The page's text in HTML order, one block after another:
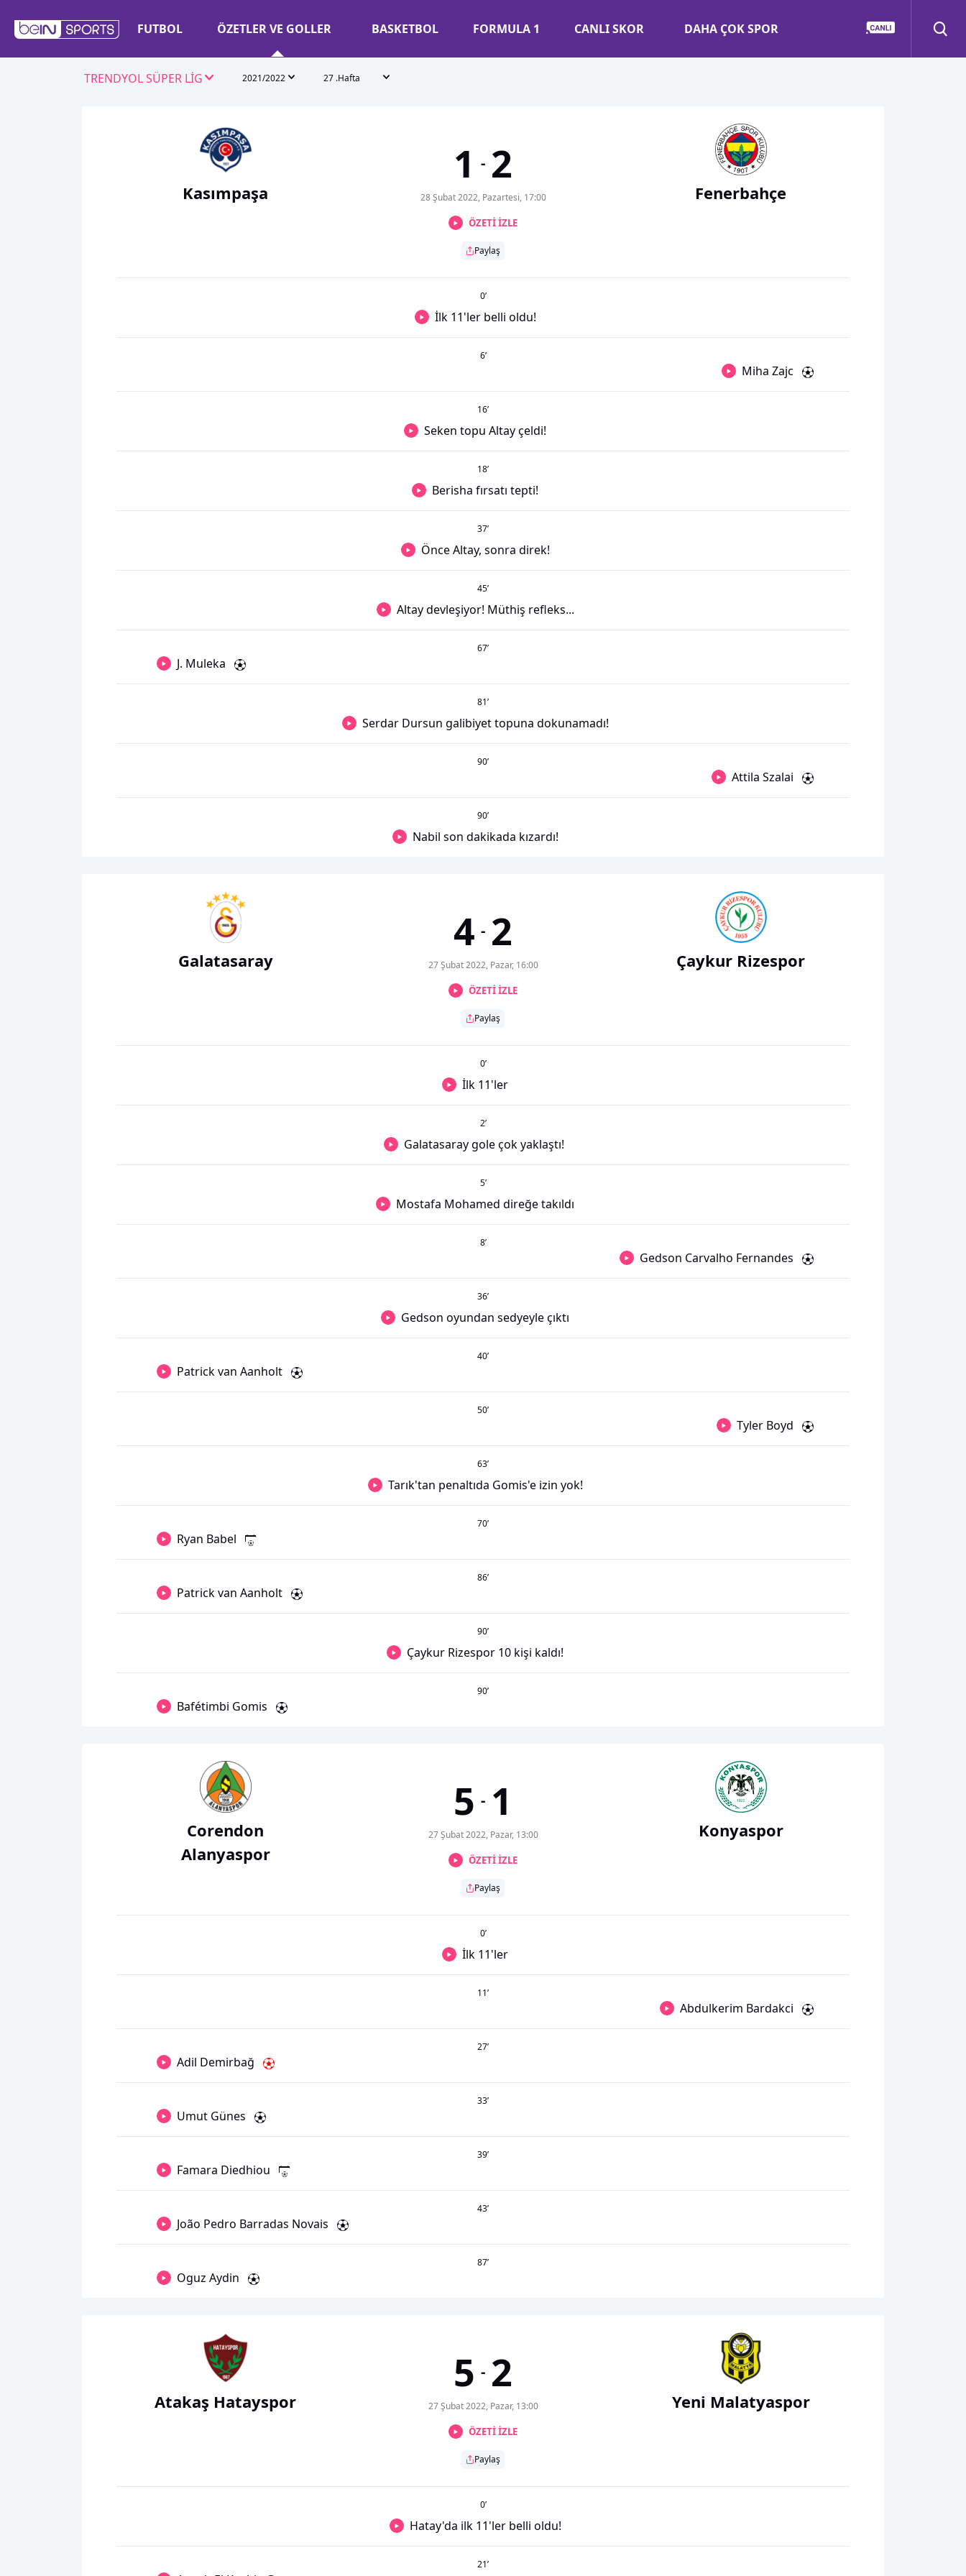
FUTBOL ÖZETLER VE GOLLER BASKETBOL FORMULA 1 CANLI SKOR DAHA ÇOK SPOR
TRENDYOL SÜPER LİG 2021/2022 27 .Hafta
Kasımpaşa
1 - 2
28 Şubat 2022, Pazartesi, 17:00
ÖZETİ İZLE
Paylaş
Fenerbahçe
0’
İlk 11'ler belli oldu!
6’
Miha Zajc
16’
Seken topu Altay çeldi!
18’
Berisha fırsatı tepti!
37’
Önce Altay, sonra direk!
45’
Altay devleşiyor! Müthiş refleks...
67’
J. Muleka
81’
Serdar Dursun galibiyet topuna dokunamadı!
90’
Attila Szalai
90’
Nabil son dakikada kızardı!
Galatasaray
4 - 2
27 Şubat 2022, Pazar, 16:00
ÖZETİ İZLE
Paylaş
Çaykur Rizespor
0’
İlk 11'ler
2’
Galatasaray gole çok yaklaştı!
5’
Mostafa Mohamed direğe takıldı
8’
Gedson Carvalho Fernandes
36’
Gedson oyundan sedyeyle çıktı
40’
Patrick van Aanholt
50’
Tyler Boyd
63’
Tarık'tan penaltıda Gomis'e izin yok!
70’
Ryan Babel
86’
Patrick van Aanholt
90’
Çaykur Rizespor 10 kişi kaldı!
90’
Bafétimbi Gomis
Corendon
Alanyaspor
5 - 1
27 Şubat 2022, Pazar, 13:00
ÖZETİ İZLE
Paylaş
Konyaspor
0’
İlk 11'ler
11’
Abdulkerim Bardakci
27’
Adil Demirbağ
33’
Umut Günes
39’
Famara Diedhiou
43’
João Pedro Barradas Novais
87’
Oguz Aydin
Atakaş Hatayspor
5 - 2
27 Şubat 2022, Pazar, 13:00
ÖZETİ İZLE
Paylaş
Yeni Malatyaspor
0’
Hatay'da ilk 11'ler belli oldu!
21’